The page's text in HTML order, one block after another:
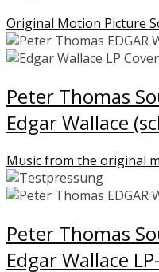
Original Motion Picture
Peter Thomas
Edgar Wallace
Music from the original
Peter Thomas
Edgar Wallace